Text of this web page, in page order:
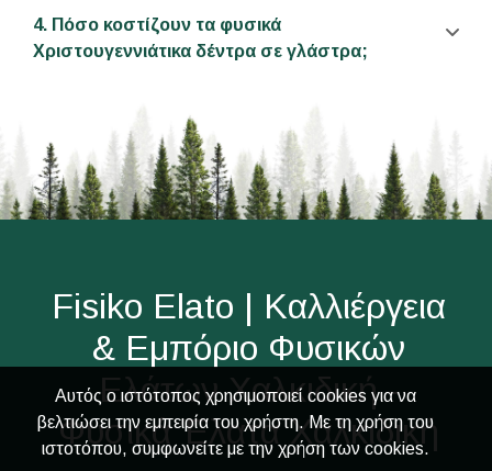
4. Πόσο κοστίζουν τα φυσικά
Χριστουγεννιάτικα δέντρα σε γλάστρα;
Fisiko Elato | Καλλιέργεια
& Εμπόριο Φυσικών
Ελάτων Χαλκιδική -
Φυσικά Έλατα Χαλκιδική
Αυτός ο ιστότοπος χρησιμοποιεί cookies για να
βελτιώσει την εμπειρία του χρήστη. Με τη χρήση του
ιστοτόπου, συμφωνείτε με την χρήση των cookies.